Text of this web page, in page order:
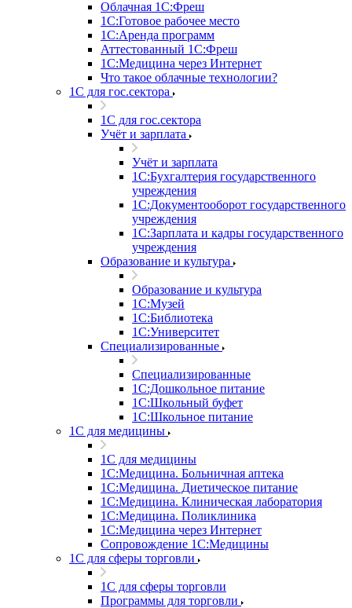
Облачная 1С:Фреш
1С:Готовое рабочее место
1C:Аренда программ
Аттестованный 1С:Фреш
1С:Медицина через Интернет
Что такое облачные технологии?
1С для гос.сектора
1С для гос.сектора
Учёт и зарплата
Учёт и зарплата
1С:Бухгалтерия государственного
учреждения
1С:Документооборот государственного
учреждения
1С:Зарплата и кадры государственного
учреждения
Образование и культура
Образование и культура
1С:Музей
1С:Библиотека
1С:Университет
Специализированные
Специализированные
1С:Дошкольное питание
1С:Школьный буфет
1С:Школьное питание
1С для медицины
1С для медицины
1С:Медицина. Больничная аптека
1С:Медицина. Диетическое питание
1С:Медицина. Клиническая лаборатория
1С:Медицина. Поликлиника
1С:Медицина через Интернет
Сопровождение 1С:Медицины
1С для сферы торговли
1С для сферы торговли
Программы для торговли